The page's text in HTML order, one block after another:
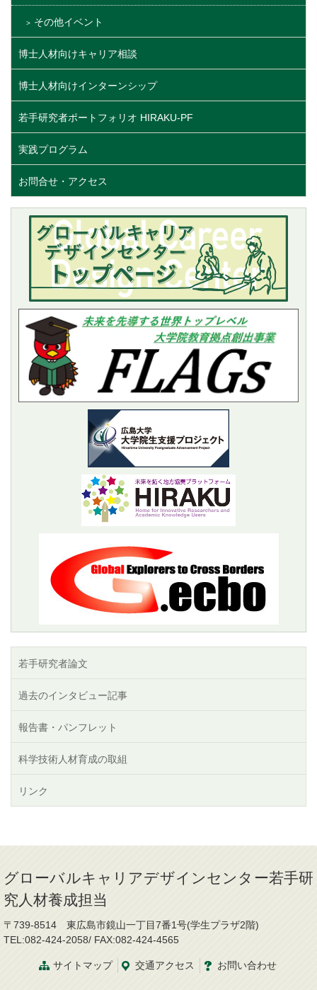
その他イベント
博士人材向けキャリア相談
博士人材向けインターンシップ
若手研究者ポートフォリオ HIRAKU-PF
実践プログラム
お問合せ・アクセス
若手研究者論文
過去のインタビュー記事
報告書・パンフレット
科学技術人材育成の取組
リンク
グローバルキャリアデザインセンター若手研
究人材養成担当
〒739-8514 東広島市鏡山一丁目7番1号(学生プラザ2階)
TEL:082-424-2058/ FAX:082-424-4565
サイトマップ 交通アクセス お問い合わせ